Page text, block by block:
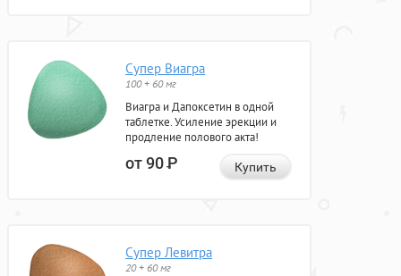
Супер Виагра
100 + 60 мг
Виагра и Дапоксетин в одной
таблетке. Усиление эрекции и
продление полового акта!
от 90Р Купить
Супер Левитра
20 + 60 мг